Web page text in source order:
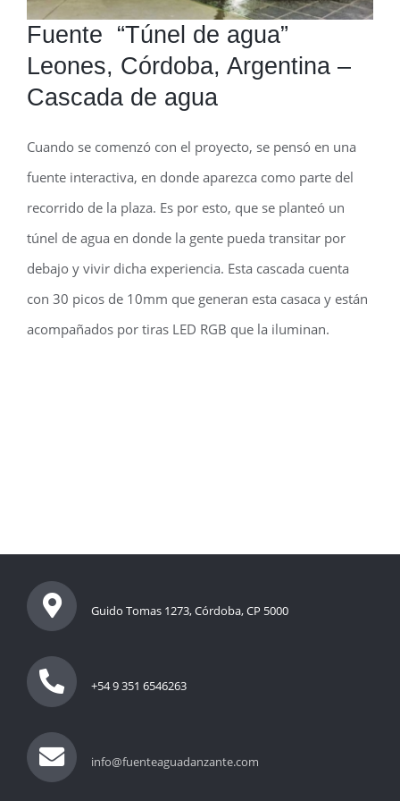
NOVEDADES
CONTACTO
Fuente “Túnel de agua”
Leones, Córdoba, Argentina –
Cascada de agua
Cuando se comenzó con el proyecto, se pensó en una
fuente interactiva, en donde aparezca como parte del
recorrido de la plaza. Es por esto, que se planteó un
túnel de agua en donde la gente pueda transitar por
debajo y vivir dicha experiencia. Esta cascada cuenta
con 30 picos de 10mm que generan esta casaca y están
acompañados por tiras LED RGB que la iluminan.
Guido Tomas 1273, Córdoba, CP 5000
+54 9 351 6546263
info@fuenteaguadanzante.com